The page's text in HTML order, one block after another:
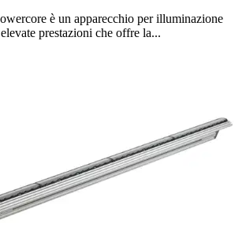
è un apparecchio per illuminazione
prestazioni che offre la...